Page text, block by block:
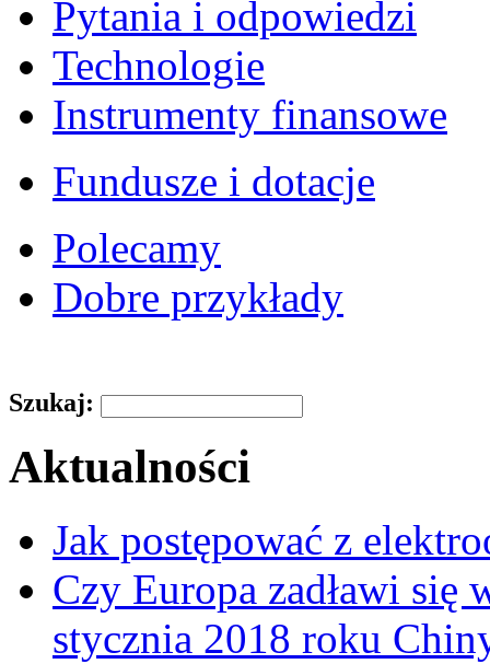
Pytania i odpowiedzi
Technologie
Instrumenty finansowe
Fundusze i dotacje
Polecamy
Dobre przykłady
Szukaj:
Aktualności
Jak postępować z
Czy Europa zadławi się
stycznia 2018 roku